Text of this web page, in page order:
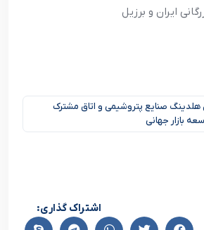
ایران و برزیل
هلدینگ صنایع پتروشیمی و اتاق مشترک
بازار جهانی
اشتراک گذاری: